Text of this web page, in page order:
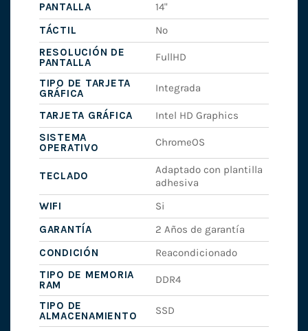
PANTALLA
14"
TÁCTIL
No
RESOLUCIÓN DE
PANTALLA
FullHD
TIPO DE TARJETA
GRÁFICA
Integrada
TARJETA GRÁFICA
Intel HD Graphics
SISTEMA
OPERATIVO
ChromeOS
TECLADO
Adaptado con plantilla
adhesiva
WIFI
Si
GARANTÍA
2 Años de garantía
CONDICIÓN
Reacondicionado
TIPO DE MEMORIA
RAM
DDR4
TIPO DE
ALMACENAMIENTO
SSD